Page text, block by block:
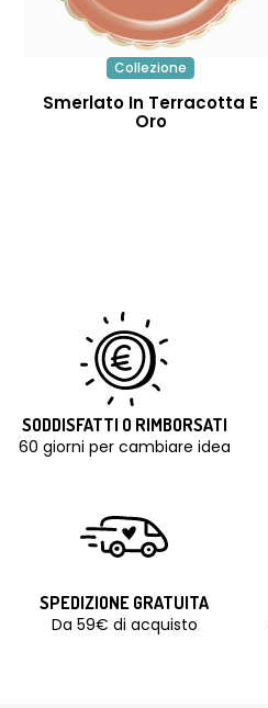
Collezione
Smerlato In Terracotta E
Oro
SODDISFATTI O RIMBORSATI
60 giorni per cambiare idea
SPEDIZIONE GRATUITA
Da 59€ di acquisto